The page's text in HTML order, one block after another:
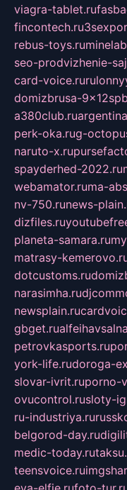
viagra-tablet.ru
fincontech.ru
rebus-toys.ru
seo-prodvizhenie-
card-voice.ru
domizbrusa-
a380club.ru
perk-oka.rug-
naruto-x.ru
spayderhed-2022.ru
webamator.ruma-
nv-750.runews-
dizfiles.ru
planeta-samara.ru
matrasy-
dotcustoms.ru
narasimha.ru
newsplain.ru
gbget.ru
petrovkasports.ru
york-life.rudoroga-
slovar-ivrit.ruporno-
ovucontrol.rusloty-
ru-industriya.ru
belgorod-day.ru
medic-today.ru
teensvoice.ru